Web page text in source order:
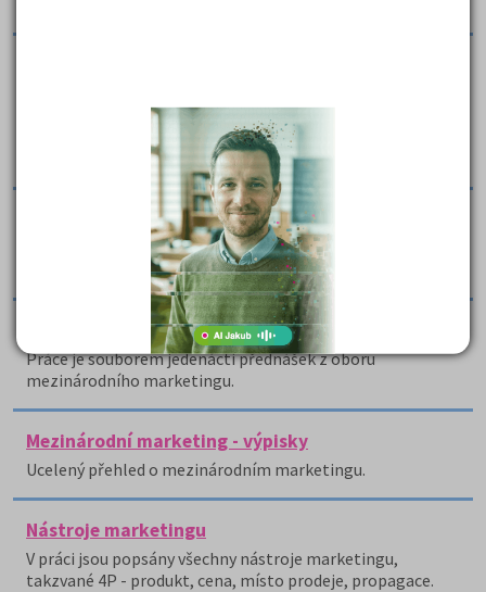
charakteristice mezinárodního marketingu, jakým
způsobem je realizován, a jak je ovlivňován prostředím
ekonomickým, politicko právním nebo kulturním.
Mezinárodní marketing - přednášky
Jedná se o přednášky z mezinárodního marketingu ze
Západočeské univerzity.
Mezinárodní marketing - přednášky
Práce je souborem jedenácti přednášek z oboru
mezinárodního marketingu.
Mezinárodní marketing - výpisky
Ucelený přehled o mezinárodním marketingu.
Nástroje marketingu
V práci jsou popsány všechny nástroje marketingu,
takzvané 4P - produkt, cena, místo prodeje, propagace.